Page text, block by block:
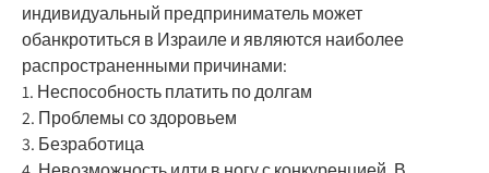
индивидуальный предприниматель может
обанкротиться в Израиле и являются наиболее
распространенными причинами:
1. Неспособность платить по долгам
2. Проблемы со здоровьем
3. Безработица